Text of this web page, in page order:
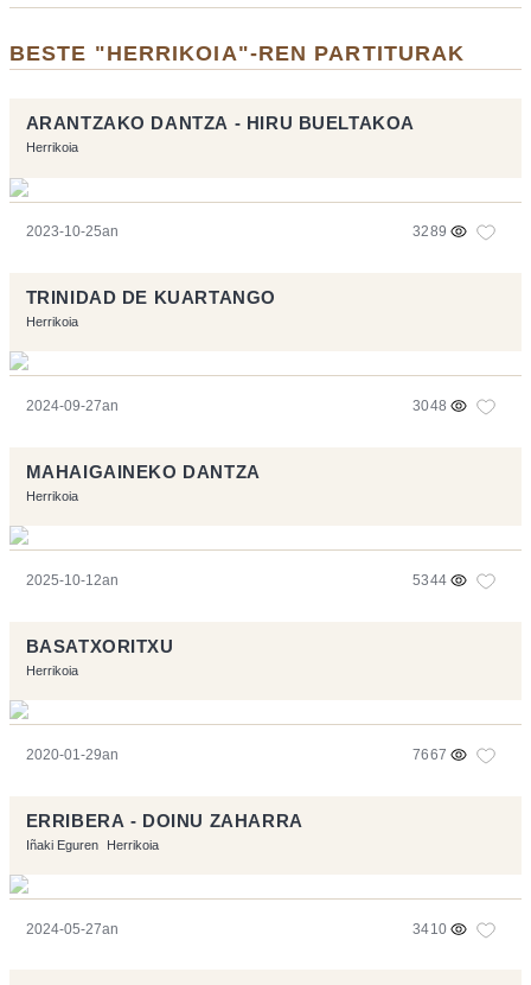
BESTE "HERRIKOIA"-REN PARTITURAK
ARANTZAKO DANTZA - HIRU BUELTAKOA
Herrikoia
2023-10-25an 3289
TRINIDAD DE KUARTANGO
Herrikoia
2024-09-27an 3048
MAHAIGAINEKO DANTZA
Herrikoia
2025-10-12an 5344
BASATXORITXU
Herrikoia
2020-01-29an 7667
ERRIBERA - DOINU ZAHARRA
Iñaki Eguren Herrikoia
2024-05-27an 3410